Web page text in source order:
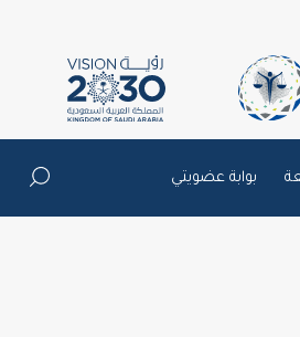
بوابة عضويتي